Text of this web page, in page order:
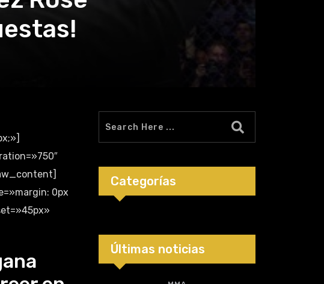
0px
Categorías
Últimas noticias